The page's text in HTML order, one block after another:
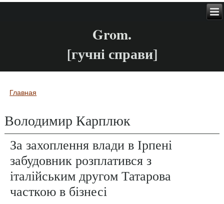
Grom.
[гучні справи]
Вы здесь
Главная
Володимир Карплюк
За захоплення влади в Ірпені
забудовник розплатився з
італійським другом Татарова
часткою в бізнесі